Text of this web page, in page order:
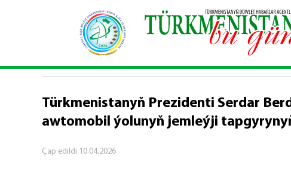
Baş sahypa \ Syýasy habarlar \ Türkmenistanyň
SYÝASY HABARLAR
Türkmenistanyň Prezidenti Serdar
awtomobil ýolunyň jemleýji
Çap edildi 10.04.2026